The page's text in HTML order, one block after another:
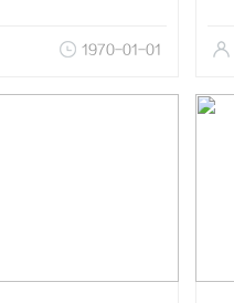
1970-01-01